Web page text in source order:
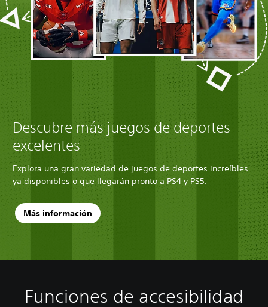
Descubre más juegos de deportes
excelentes
Explora una gran variedad de juegos de deportes increíbles
ya disponibles o que llegarán pronto a PS4 y PS5.
Más información
Funciones de accesibilidad
C
S
D